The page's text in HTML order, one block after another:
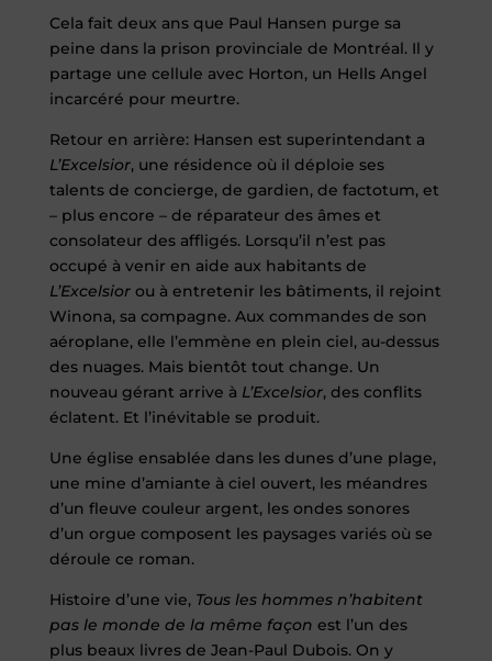
Cela fait deux ans que Paul Hansen purge sa
peine dans la prison provinciale de Montréal. Il y
partage une cellule avec Horton, un Hells Angel
incarcéré pour meurtre.
Retour en arrière: Hansen est superintendant a
L’Excelsior, une résidence où il déploie ses
talents de concierge, de gardien, de factotum, et
– plus encore – de réparateur des âmes et
consolateur des affligés. Lorsqu’il n’est pas
occupé à venir en aide aux habitants de
L’Excelsiorou à entretenir les bâtiments, il rejoint
Winona, sa compagne. Aux commandes de son
aéroplane, elle l’emmène en plein ciel, au-dessus
des nuages. Mais bientôt tout change. Un
nouveau gérant arrive à L’Excelsior, des conflits
éclatent. Et l’inévitable se produit.
Une église ensablée dans les dunes d’une plage,
une mine d’amiante à ciel ouvert, les méandres
d’un fleuve couleur argent, les ondes sonores
d’un orgue composent les paysages variés où se
déroule ce roman.
Histoire d’une vie, Tous les hommes n’habitent
pas le monde de la même façon est l’un des
plus beaux livres de Jean-Paul Dubois. On y